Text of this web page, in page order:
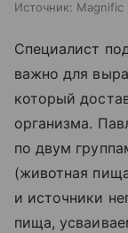
Источник: Magnific
Специалист
важно для
который
организма.
по двум
(животная
и источники
пища,